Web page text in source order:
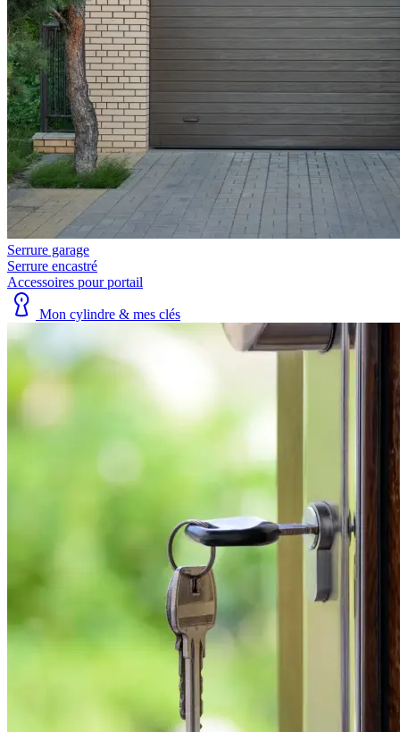
Serrure garage
Serrure encastré
Accessoires pour portail
Mon cylindre & mes clés